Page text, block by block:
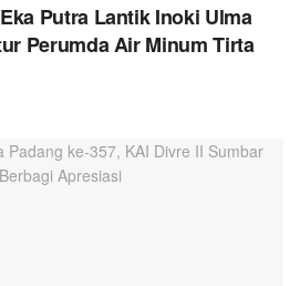
Putra Lantik Inoki Ulma
Perumda Air Minum Tirta